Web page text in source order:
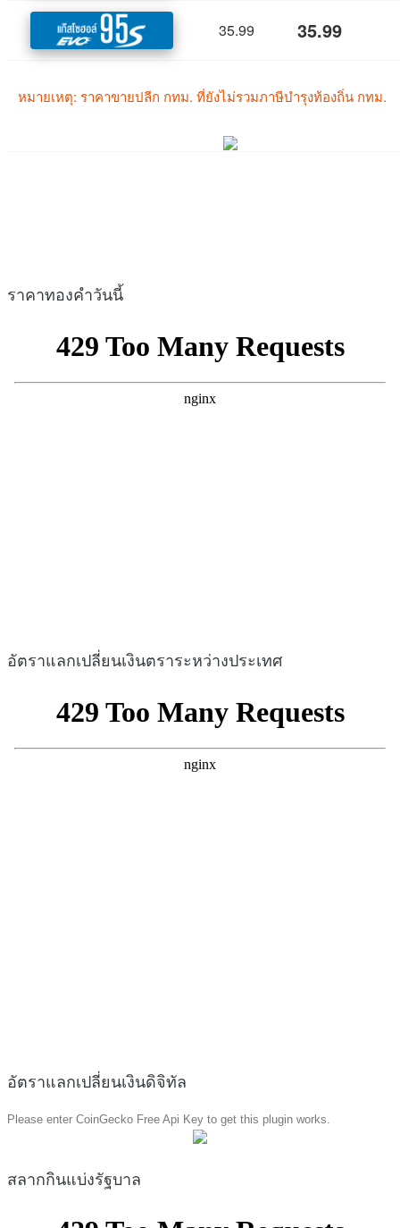
ราคาทองคำวันนี้
อัตราแลกเปลี่ยนเงินตราระหว่างประเทศ
อัตราแลกเปลี่ยนเงินดิจิทัล
Please enter CoinGecko Free Api Key to get this plugin works.
สลากกินแบ่งรัฐบาล